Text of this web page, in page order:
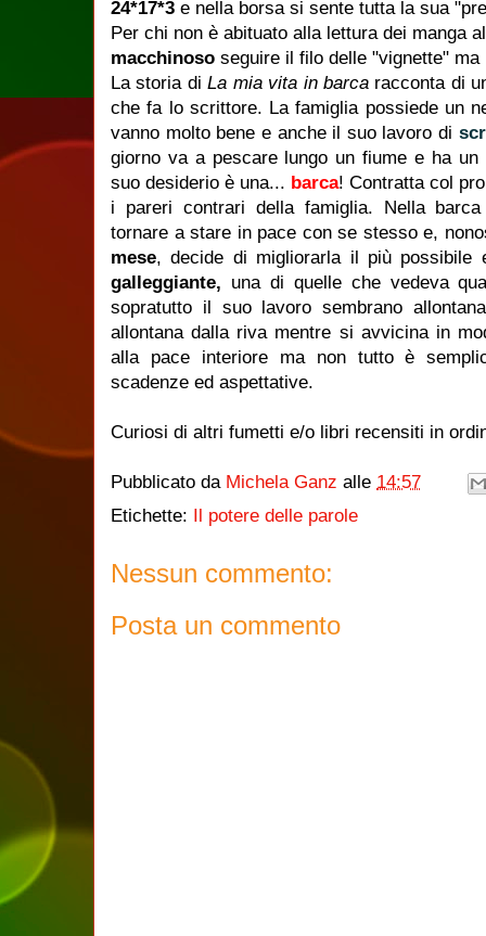
24*17*3 e nella borsa si sente tutta la sua
Per chi non è abituato alla lettura dei manga
macchinoso seguire il filo delle "vignette"
La storia diLa mia vita in barca racconta di
che fa lo scrittore. La famiglia possiede un
vanno molto bene e anche il suo lavoro di
giorno va a pescare lungo un fiume e ha un
suo desiderio è una... barca! Contratta col
i pareri contrari della famiglia. Nella
tornare a stare in pace con se stesso e,
mese, decide di migliorarla il più
galleggiante, una di quelle che vedeva
sopratutto il suo lavoro sembrano
allontana dalla riva mentre si avvicina in
alla pace interiore ma non tutto è
scadenze ed aspettative.
Curiosi di altri fumetti e/o libri recensiti in
Pubblicato da Michela Ganz alle 14:57
Etichette: Il potere delle parole
Nessun commento:
Posta un commento